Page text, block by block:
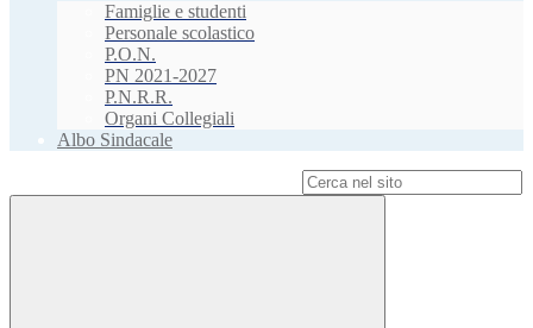
Famiglie e studenti
Personale scolastico
P.O.N.
PN 2021-2027
P.N.R.R.
Organi Collegiali
Albo Sindacale